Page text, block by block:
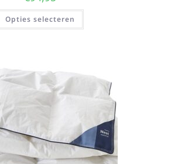
Opties selecteren